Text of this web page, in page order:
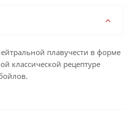
плавучести в форме
классической рецептуре